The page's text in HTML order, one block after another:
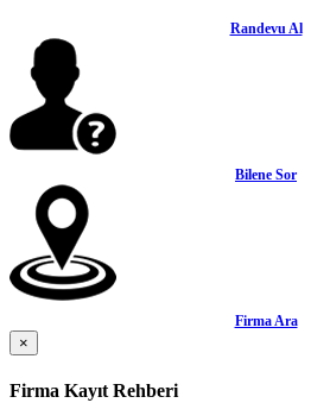
Randevu Al
Bilene Sor
Firma Ara
×
Firma Kayıt Rehberi